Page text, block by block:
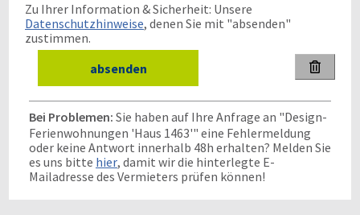
Zu Ihrer Information & Sicherheit: Unsere
Datenschutzhinweise, denen Sie mit "absenden"
zustimmen.

Bei Problemen: Sie haben auf Ihre Anfrage an "Design-
Ferienwohnungen 'Haus 1463'" eine Fehlermeldung
oder keine Antwort innerhalb 48h erhalten? Melden Sie
es uns bitte hier, damit wir die hinterlegte E-
Mailadresse des Vermieters prüfen können!